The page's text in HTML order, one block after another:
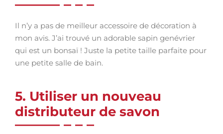
Il n’y a pas de meilleur accessoire de décoration à
mon avis. J’ai trouvé un adorable sapin genévrier
qui est un bonsaï ! Juste la petite taille parfaite pour
une petite salle de bain.
5. Utiliser un nouveau
distributeur de savon